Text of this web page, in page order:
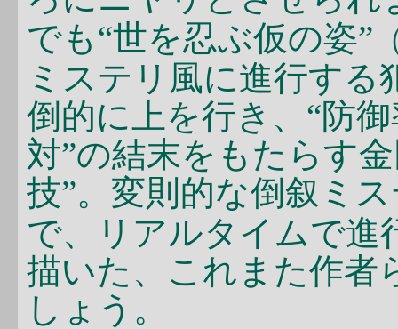
でも“世を忍ぶ仮の姿”
ミステリ風に進行する
倒的に上を行き、“防
対”の結末をもたらす
技”。変則的な倒叙ミ
で、リアルタイムで進
描いた、これまた作者
しょう。